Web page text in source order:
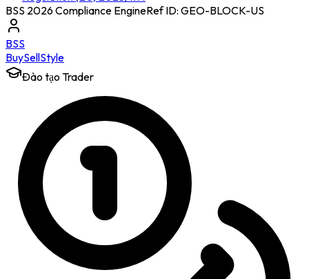
BSS 2026 Compliance EngineRef ID: GEO-BLOCK-US
BSS
BuySellStyle
Đào tạo Trader